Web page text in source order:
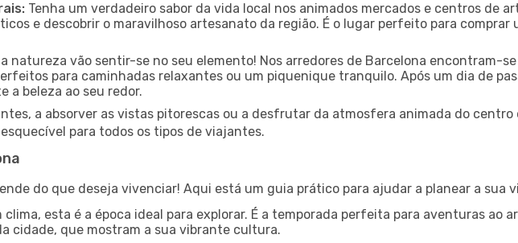
Tenha um verdadeiro sabor da vida local nos animados mercados e centros de
e descobrir o maravilhoso artesanato da região. É o lugar perfeito para comprar
natureza vão sentir-se no seu elemento! Nos arredores de Barcelona encontram-
para caminhadas relaxantes ou um piquenique tranquilo. Após um dia de
a beleza ao seu redor.
a absorver as vistas pitorescas ou a desfrutar da atmosfera animada do centro
para todos os tipos de viajantes.
do que deseja vivenciar! Aqui está um guia prático para ajudar a planear a sua
clima, esta é a época ideal para explorar. É a temporada perfeita para aventuras ao
cidade, que mostram a sua vibrante cultura.